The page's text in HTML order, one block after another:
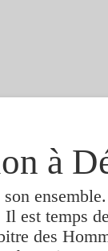
à
est temps
des